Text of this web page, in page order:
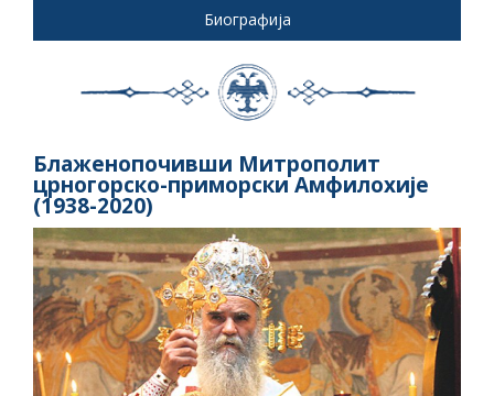
Биографија
Блаженопочивши Митрополит
црногорско-приморски Амфилохије
(1938-2020)